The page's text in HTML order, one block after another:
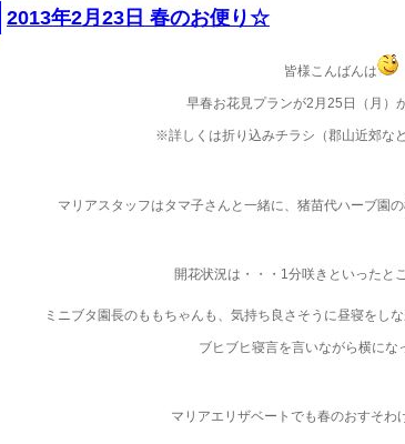
2013年2月23日 春のお便り☆
皆様こんばんは
早春お花見プランが2月25日（月）
※詳しくは折り込みチラシ（郡山近郊な
マリアスタッフはタマ子さんと一緒に、猪苗代ハーブ園
開花状況は・・・1分咲きといったと
ミニブタ園長のももちゃんも、気持ち良さそうに昼寝をし
ブヒブヒ寝言を言いながら横にな
マリアエリザベートでも春のおすそわ